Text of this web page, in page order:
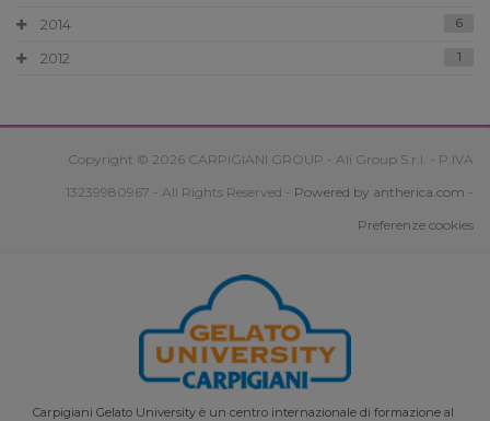
2014 6
2012 1
Copyright © 2026 CARPIGIANI GROUP - Ali Group S.r.l. - P.IVA
13239980967 - All Rights Reserved - Powered by antherica.com -
Preferenze cookies
Carpigiani Gelato University è un centro internazionale di formazione al